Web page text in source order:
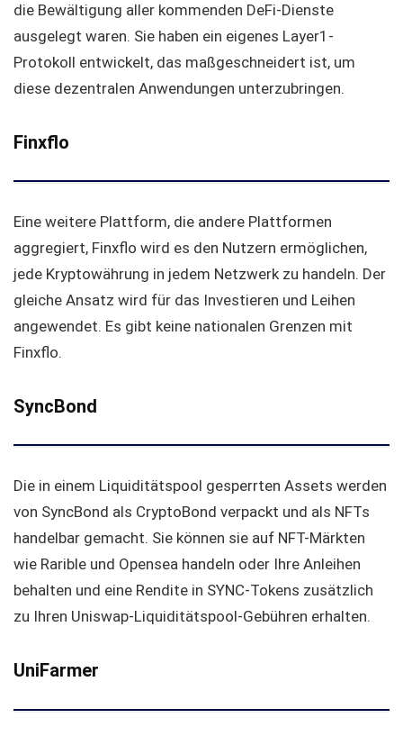
die Bewältigung aller kommenden DeFi-Dienste
ausgelegt waren. Sie haben ein eigenes Layer1-
Protokoll entwickelt, das maßgeschneidert ist, um
diese dezentralen Anwendungen unterzubringen.
Finxflo
Eine weitere Plattform, die andere Plattformen
aggregiert, Finxflo wird es den Nutzern ermöglichen,
jede Kryptowährung in jedem Netzwerk zu handeln. Der
gleiche Ansatz wird für das Investieren und Leihen
angewendet. Es gibt keine nationalen Grenzen mit
Finxflo.
SyncBond
Die in einem Liquiditätspool gesperrten Assets werden
von SyncBond als CryptoBond verpackt und als NFTs
handelbar gemacht. Sie können sie auf NFT-Märkten
wie Rarible und Opensea handeln oder Ihre Anleihen
behalten und eine Rendite in SYNC-Tokens zusätzlich
zu Ihren Uniswap-Liquiditätspool-Gebühren erhalten.
UniFarmer